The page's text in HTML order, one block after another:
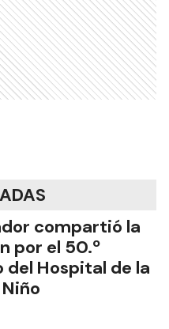
compartió la
por el 50.º
del Hospital de la